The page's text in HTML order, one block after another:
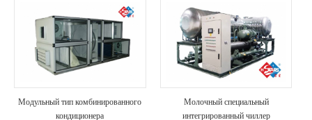
Модульный тип комбинированного
кондиционера
Молочный специальный
интегрированный чиллер